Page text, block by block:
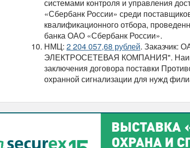
системами контроля и управления
«Сбербанк России» среди
квалификационного отбора,
банка ОАО «Сбербанк России».
НМЦ: 2 204 057,68 рублей.
ЭЛЕКТРОСЕТЕВАЯ КОМПАНИЯ".
заключения договора поставки
охранной сигнализации для нужд